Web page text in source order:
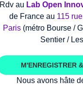
Rdv au Lab Open
de France au 115
Paris (métro Bourse /
Sentier /
M'ENREGISTRER
Nous avons hâte